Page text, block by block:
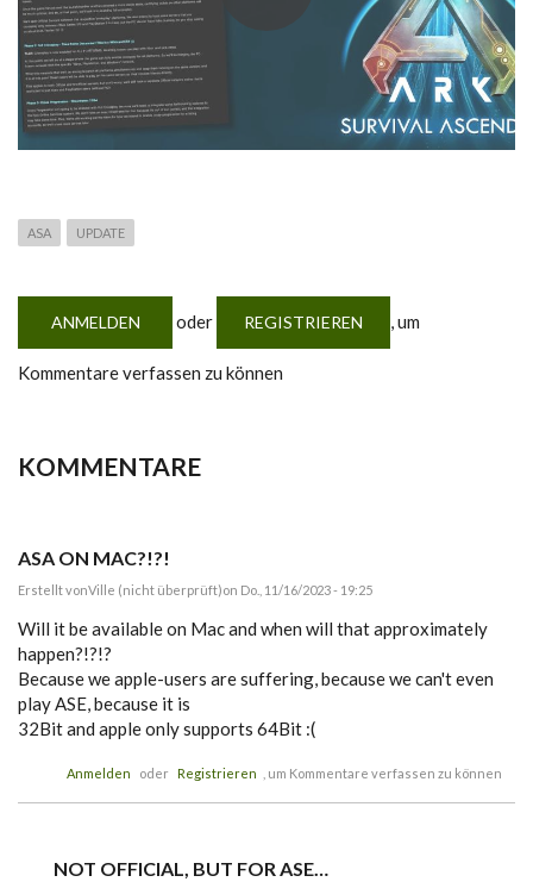
ASA UPDATE
ANMELDEN oder REGISTRIEREN , um
Kommentare verfassen zu können
KOMMENTARE
ASA ON MAC?!?!
Erstellt vonVille (nicht überprüft)on Do., 11/16/2023 - 19:25
Will it be available on Mac and when will that approximately
happen?!?!?
Because we apple-users are suffering, because we can't even
play ASE, because it is
32Bit and apple only supports 64Bit :(
Anmelden oder Registrieren , um Kommentare verfassen zu können
NOT OFFICIAL, BUT FOR ASE…